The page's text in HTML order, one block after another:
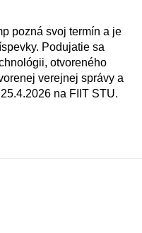
pozná svoj termín a je
Podujatie sa
otvoreného
verejnej správy a
na FIIT STU.